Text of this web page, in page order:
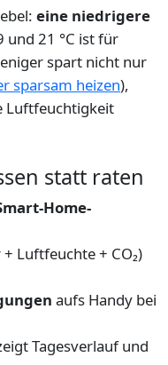
eine niedrigere
und 21 °C ist für
spart nicht nur
sparsam heizen),
Luftfeuchtigkeit
statt raten
Home-
Luftfeuchte + CO₂)
aufs Handy bei
Tagesverlauf und